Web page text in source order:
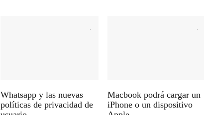
Whatsapp y las nuevas
políticas de privacidad de
Macbook podrá cargar un
iPhone o un dispositivo